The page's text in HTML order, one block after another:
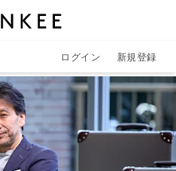
ログイン 新規登録